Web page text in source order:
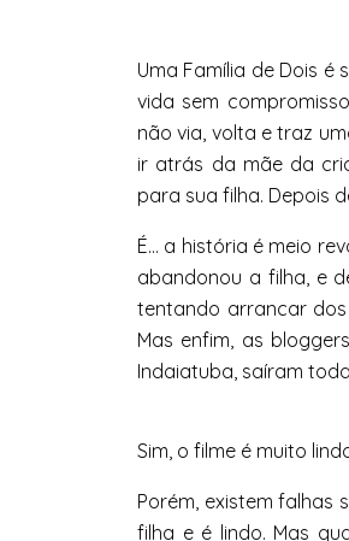
Uma Família de Dois é
vida sem
não via, volta e traz
ir atrás da mãe da
para sua filha. Depois
É… a história é meio
abandonou a filha, e
tentando arrancar
Mas enfim, as
Indaiatuba, saíram
Sim, o filme é muito
Porém, existem falhas
filha e é lindo. Mas